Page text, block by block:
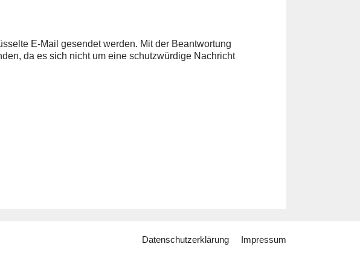
E-Mail gesendet werden. Mit der Beantwortung
da es sich nicht um eine schutzwürdige Nachricht
Datenschutzerklärung Impressum